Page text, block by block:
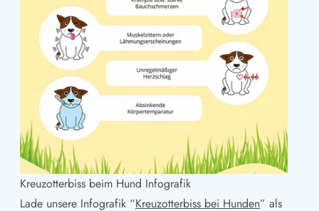
Kreuzotterbiss beim Hund Infografik
Lade unsere Infografik “Kreuzotterbiss bei Hunden” als